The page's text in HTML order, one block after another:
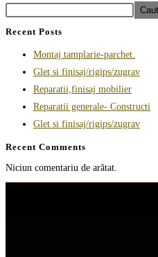
Recent Posts
Montaj tamplarie-parchet.
Glet si finisaj/rigips/zugrav
Reparatii,finisaj mobilier
Reparatii generale- Constructi
Glet si finisaj/rigips/zugrav
Recent Comments
Niciun comentariu de arătat.